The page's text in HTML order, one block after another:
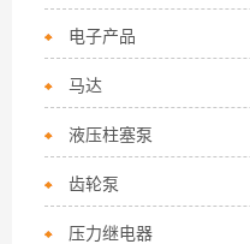
电子产品
马达
液压柱塞泵
齿轮泵
压力继电器